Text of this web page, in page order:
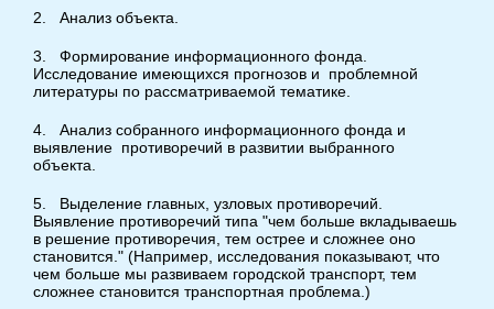
2. Анализ объекта.
3. Формирование информационного фонда.
Исследование имеющихся прогнозов и проблемной
литературы по рассматриваемой тематике.
4. Анализ собранного информационного фонда и
выявление противоречий в развитии выбранного
объекта.
5. Выделение главных, узловых противоречий.
Выявление противоречий типа "чем больше вкладываешь
в решение противоречия, тем острее и сложнее оно
становится." (Например, исследования показывают, что
чем больше мы развиваем городской транспорт, тем
сложнее становится транспортная проблема.)